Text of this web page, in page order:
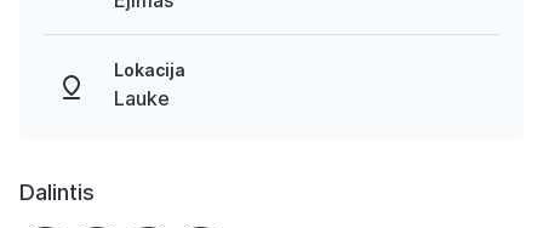
Lokacija
Lauke
Dalintis